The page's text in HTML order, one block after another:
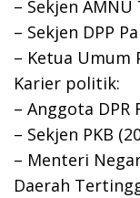
– Sekjen AMNU
– Sekjen DPP
– Ketua Umum
Karier politik:
– Anggota DPR
– Sekjen PKB
– Menteri
Daerah